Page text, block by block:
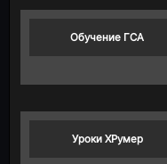
Обучение ГСА
Уроки ХРумер